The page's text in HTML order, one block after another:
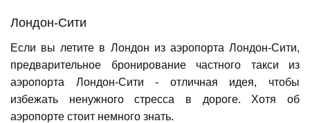
Лондон-Сити
Если вы летите в Лондон из аэропорта Лондон-Сити,
предварительное бронирование частного такси из
аэропорта Лондон-Сити - отличная идея, чтобы
избежать ненужного стресса в дороге. Хотя об
аэропорте стоит немного знать.